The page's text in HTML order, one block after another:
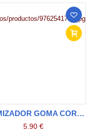
ATOMIZADOR GOMA CORTO
5.90 €